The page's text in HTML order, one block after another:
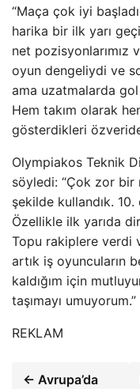
“Maça çok iyi
harika bir ilk yarı
net pozisyonlarımız
oyun dengeliydi ve
ama uzatmalarda gol
Hem takım olarak
gösterdikleri
Olympiakos Teknik
söyledi: “Çok zor bir
şekilde kullandık.
Özellikle ilk yarıda
Topu rakiplere verdi
artık iş oyuncuların
kaldığım için
taşımayı
REKLAM
← Avrupa’da